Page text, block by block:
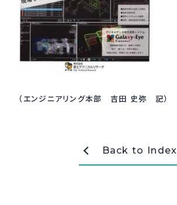
（エンジニアリング本部 吉田 史弥 記）
Back to Index